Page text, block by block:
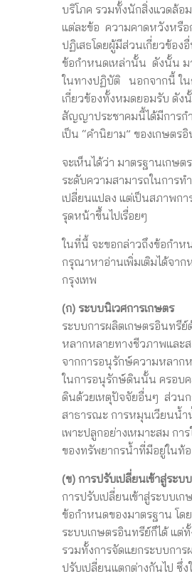
บริโภค รวมทั้งนักสิ่งแวดล้อ
แต่ละข้อ ความคาดหวังหรื
ปฏิเสธโดยผู้มีส่วนเกี่ยวข้อง
ข้อกำหนดเหล่านั้น ดังนั้น ม
ในทางปฏิบัติ นอกจากนี้ ใน
เกี่ยวข้องทั้งหมดยอมรับ ดัง
สัญญาประชาคมนี้ได้มีการก
เป็น “คำนิยาม” ของเกษตร
จะเห็นได้ว่า มาตรฐานเกษ
ระดับความสามารถในการ
เปลี่ยนแปลง แต่เป็นสภาพก
รุดหน้าขึ้นไปเรื่อยๆ
ในที่นี้ จะขอกล่าวถึงข้อกำห
กรุณาหาอ่านเพิ่มเติมได้จา
กรุงเทพ
(ก) ระบบนิเวศการเกษตร
ระบบการผลิตเกษตรอินทรี
หลากหลายทางชีวภาพและ
จากการอนุรักษ์ความหลาก
ในการอนุรักษ์ดินนั้น ครอบ
ดินด้วยเหตุปัจจัยอื่นๆ ส่วนก
สาธารณะ การหมุนเวียนน้ำ
เพาะปลูกอย่างเหมาะสม ก
ของทรัพยากรน้ำที่มีอยู่ในท้
(ข) การปรับเปลี่ยนเข้าสู่ระ
การปรับเปลี่ยนเข้าสู่ระบบเ
ข้อกำหนดของมาตรฐาน โด
ระบบเกษตรอินทรีย์ก็ได้ แต่
รวมทั้งการจัดแยกระบบการ
ปรับเปลี่ยนแตกต่างกันไป ซึ่